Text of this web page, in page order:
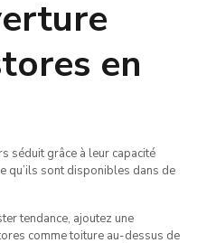
en
séduit grâce à leur capacité
qu’ils sont disponibles dans de
tendance, ajoutez une
comme toiture au-dessus de